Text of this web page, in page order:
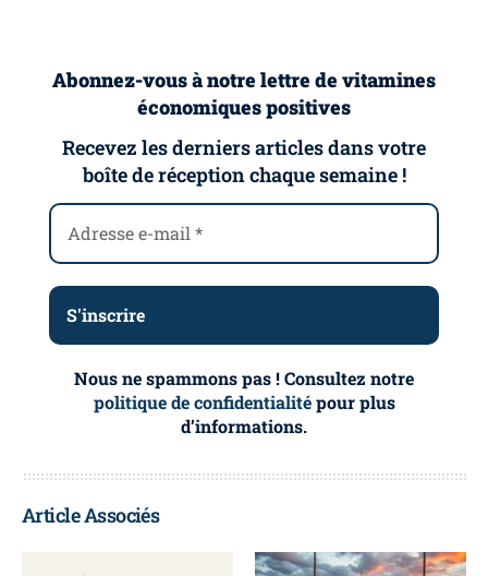
Abonnez-vous à notre lettre de vitamines
économiques positives
Recevez les derniers articles dans votre
boîte de réception chaque semaine !
Nous ne spammons pas ! Consultez notre
politique de confidentialitépour plus
d’informations.
Article Associés